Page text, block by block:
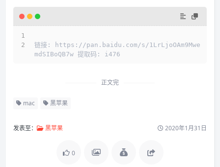
链接: https://pan.baidu.com/s/1LrLjoOAm9Mwe
mdSIBoQB7w 提取码: i476
正文完
mac 黑苹果
发表至： 黑苹果 2020年1月31日
0